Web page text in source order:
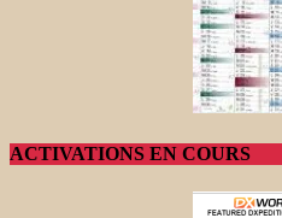
ACTIVATIONS EN COURS